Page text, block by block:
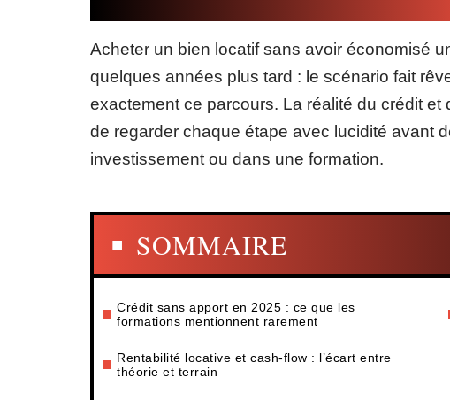
Acheter un bien locatif sans avoir économisé
quelques années plus tard : le scénario fait
exactement ce parcours. La réalité du crédit
de regarder chaque étape avec lucidité avant
investissement ou dans une formation.
SOMMAIRE
Crédit sans apport en 2025 : ce que les
formations mentionnent rarement
Rentabilité locative et cash-flow : l’écart entre
théorie et terrain